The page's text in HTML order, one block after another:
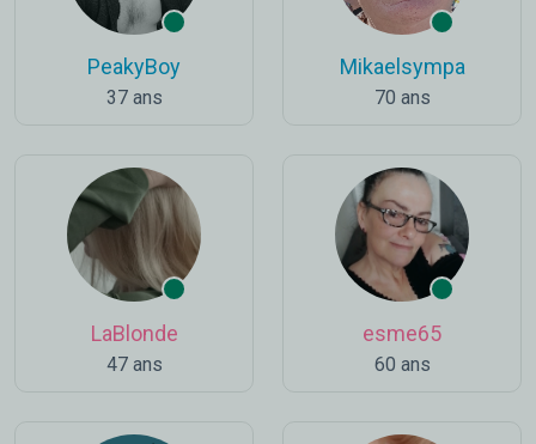
PeakyBoy
37 ans
Mikaelsympa
70 ans
LaBlonde
47 ans
esme65
60 ans